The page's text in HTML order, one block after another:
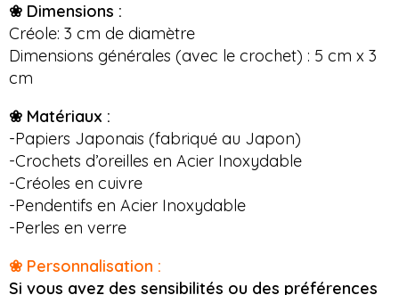
❀ Dimensions :
Créole: 3 cm de diamètre
Dimensions générales (avec le crochet) : 5 cm x 3
cm
❀ Matériaux :
-Papiers Japonais (fabriqué au Japon)
-Crochets d’oreilles en Acier Inoxydable
-Créoles en cuivre
-Pendentifs en Acier Inoxydable
-Perles en verre
❀ Personnalisation :
Si vous avez des sensibilités ou des préférences